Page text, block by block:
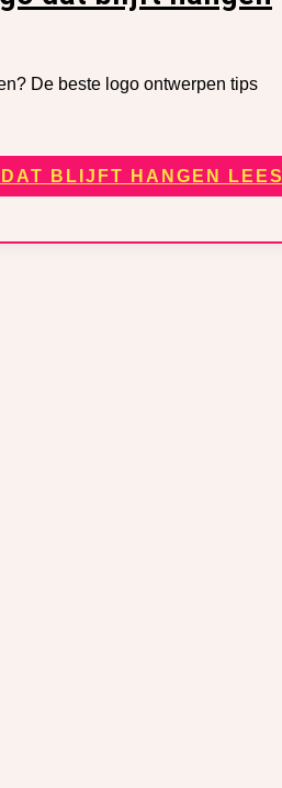
De beste logo ontwerpen tips
BLIJFT HANGEN
LEES